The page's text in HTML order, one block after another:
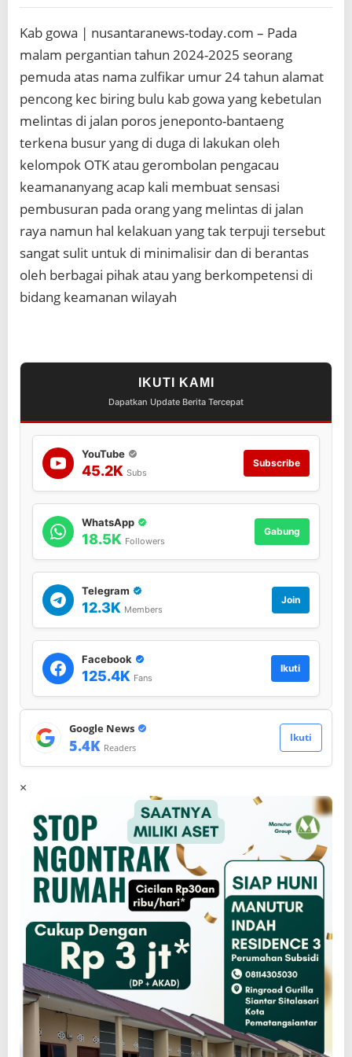
k
i
m
n
a
b
u
s
u
r
b
u
s
r
Kab gowa | nusantaranews-today.com – Pada
malam pergantian tahun 2024-2025 seorang
pemuda atas nama zulfikar umur 24 tahun alamat
pencong kec biring bulu kab gowa yang kebetulan
melintas di jalan poros jeneponto-bantaeng
terkena busur yang di duga di lakukan oleh
kelompok OTK atau gerombolan pengacau
keamananyang acap kali membuat sensasi
pembusuran pada orang yang melintas di jalan
raya namun hal kelakuan yang tak terpuji tersebut
sangat sulit untuk di minimalisir dan di berantas
oleh berbagai pihak atau yang berkompetensi di
bidang keamanan wilayah
IKUTI KAMI
Dapatkan Update Berita Tercepat
YouTube
45.2K Subs
Subscribe
WhatsApp
18.5K Followers
Gabung
Telegram
12.3K Members
Join
Facebook
125.4K Fans
Ikuti
Google News
5.4K Readers
Ikuti
×